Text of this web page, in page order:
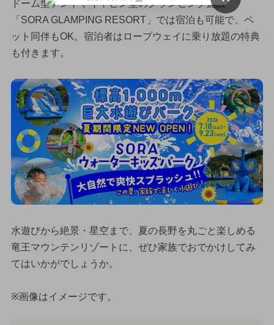
ドーム型テントやキャビン型のグランピング施設
「SORA GLAMPING RESORT」では宿泊も可能で、ペ
ット同伴もOK。宿泊者はロープウェイに乗り放題の特典
も付きます。
水遊びから絶景・星空まで、夏の長野を丸ごと楽しめる
竜王マウンテンリゾートに、ぜひ家族でおでかけしてみ
てはいかがでしょうか。
※画像はイメージです。